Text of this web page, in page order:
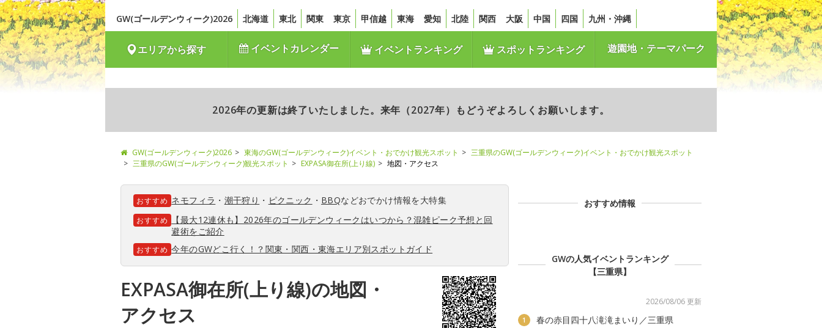
GW(ゴールデンウィーク)2026 北海道 東北 関東 東京 甲信越 東海 愛知 北陸 関西 大阪 中国 四国 九州・沖縄
エリアから探す イベントカレンダー イベントランキング スポットランキング 遊園地・テーマパーク
2026年の更新は終了いたしました。来年（2027年）もどうぞよろしくお願いします。
GW(ゴールデンウィーク)2026 東海のGW(ゴールデンウィーク)イベント・おでかけ観光スポット
三重県のGW(ゴールデンウィーク)イベント・おでかけ観光スポット
三重県のGW(ゴールデンウィーク)観光スポット
EXPASA御在所(上り線) 地図・アクセス
おすすめ ネモフィラ ・ 潮干狩り ・ ピクニック ・ BBQなどおでかけ情報を大特集
おすすめ
【最大12連休も】2026年のゴールデンウィークはいつから？混雑ピーク予想と回
避術をご紹介
おすすめ 今年のGWどこ行く！？関東・関西・東海エリア別スポットガイド
EXPASA御在所(上り線)の地図・
アクセス
おすすめ情報
GWの人気イベントランキング
【三重県】
2026/08/06 更新
1 春の赤目四十八滝滝まいり／三重県